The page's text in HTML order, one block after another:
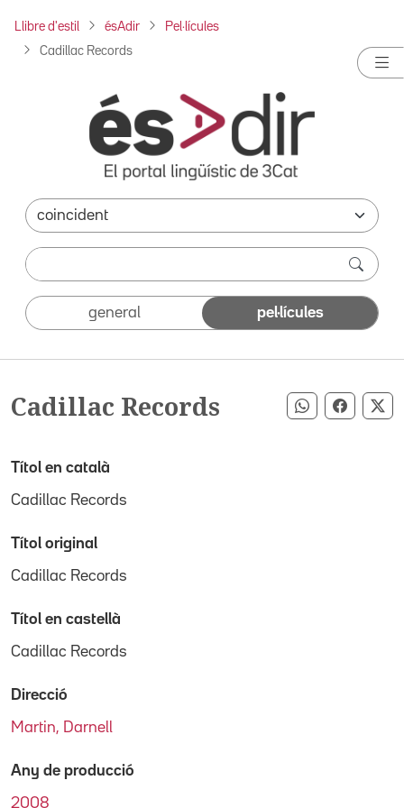
Llibre d'estil ésAdir Pel·lícules
Cadillac Records
general pel·lícules
Cadillac Records Compartir
Títol en català
Cadillac Records
Títol original
Cadillac Records
Títol en castellà
Cadillac Records
Direcció
Martin, Darnell
Any de producció
2008